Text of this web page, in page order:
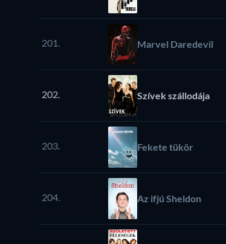
201. Marvel Daredevil
202. Szívek szállodája
203. Fekete tükör
204. Az ifjú Sheldon